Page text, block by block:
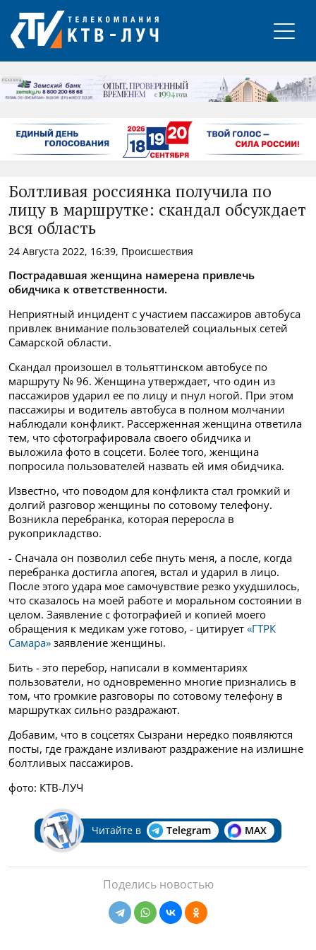
РЕКЛАМА
Болтливая россиянка получила по
лицу в маршрутке: скандал обсуждает
вся область
24 Августа 2022, 16:39, Происшествия
Пострадавшая женщина намерена привлечь
обидчика к ответственности.
Неприятный инцидент с участием пассажиров автобуса
привлек внимание пользователей социальных сетей
Самарской области.
Скандал произошел в тольяттинском автобусе по
маршруту № 96. Женщина утверждает, что один из
пассажиров ударил ее по лицу и пнул ногой. При этом
пассажиры и водитель автобуса в полном молчании
наблюдали конфликт. Рассерженная женщина ответила
тем, что сфотографировала своего обидчика и
выложила фото в соцсети. Более того, женщина
попросила пользователей назвать ей имя обидчика.
Известно, что поводом для конфликта стал громкий и
долгий разговор женщины по сотовому телефону.
Возникла перебранка, которая переросла в
рукоприкладство.
- Сначала он позволил себе пнуть меня, а после, когда
перебранка достигла апогея, встал и ударил в лицо.
После этого удара мое самочувствие резко ухудшилось,
что сказалось на моей работе и моральном состоянии в
целом. Заявление с фотографией и копией моего
обращения к медикам уже готово, - цитирует «ГТРК
Самара» заявление женщины.
Бить - это перебор, написали в комментариях
пользователи, но одновременно многие признались в
том, что громкие разговоры по сотовому телефону в
маршрутках сильно раздражают.
Добавим, что в соцсетях Сызрани нередко появляются
посты, где граждане изливают раздражение на излишне
болтливых пассажиров.
фото: КТВ-ЛУЧ
Читайте в Telegram MAX
Поделись новостью